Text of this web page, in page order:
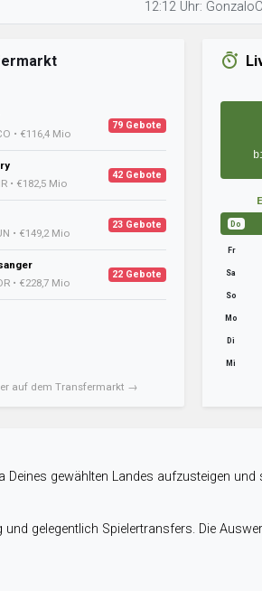
12:12 Uhr: GonzaloCastro
• €116,4 Mio
79 Gebote
• €182,5 Mio
42 Gebote
• €149,2 Mio
23 Gebote
• €228,7 Mio
22 Gebote
auf dem Transfermarkt →
Do
Fr
Sa
So
Mo
Di
Mi
Deines gewählten Landes aufzusteigen und
gelegentlich Spielertransfers. Die